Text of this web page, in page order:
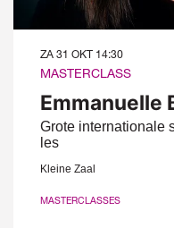
Emmanuelle
Grote internationale
les
MASTERCLASS
ZA 31 OKT 14:30
Kleine Zaal
MASTERCLASSES